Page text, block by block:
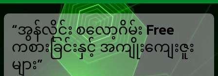
“အွန်လိုင်း စလော့ဂိမ်း Free
ကစားခြင်းနှင့် အကျိုးကျေးဇူး
များ”